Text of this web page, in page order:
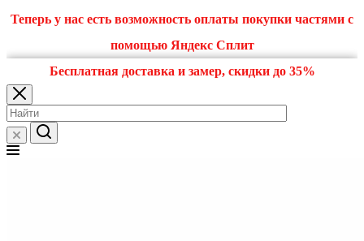
Теперь у нас есть возможность оплаты покупки частями с
помощью Яндекс Сплит
Бесплатная доставка и замер, скидки до 35%